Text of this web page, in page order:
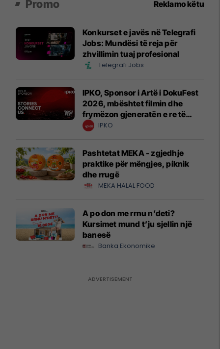
Promo Reklamo këtu
Konkurset e javës në Telegrafi
Jobs: Mundësi të reja për
zhvillimin tuaj profesional
Telegrafi Jobs
IPKO, Sponsor i Artë i DokuFest
2026, mbështet filmin dhe
frymëzon gjeneratën e re të
krijuesve
IPKO
Pashtetat MEKA - zgjedhje
praktike për mëngjes, piknik
dhe rrugë
MEKA HALAL FOOD
A po don me rrnu n’deti?
Kursimet mund t’ju sjellin një
banesë
Banka Ekonomike